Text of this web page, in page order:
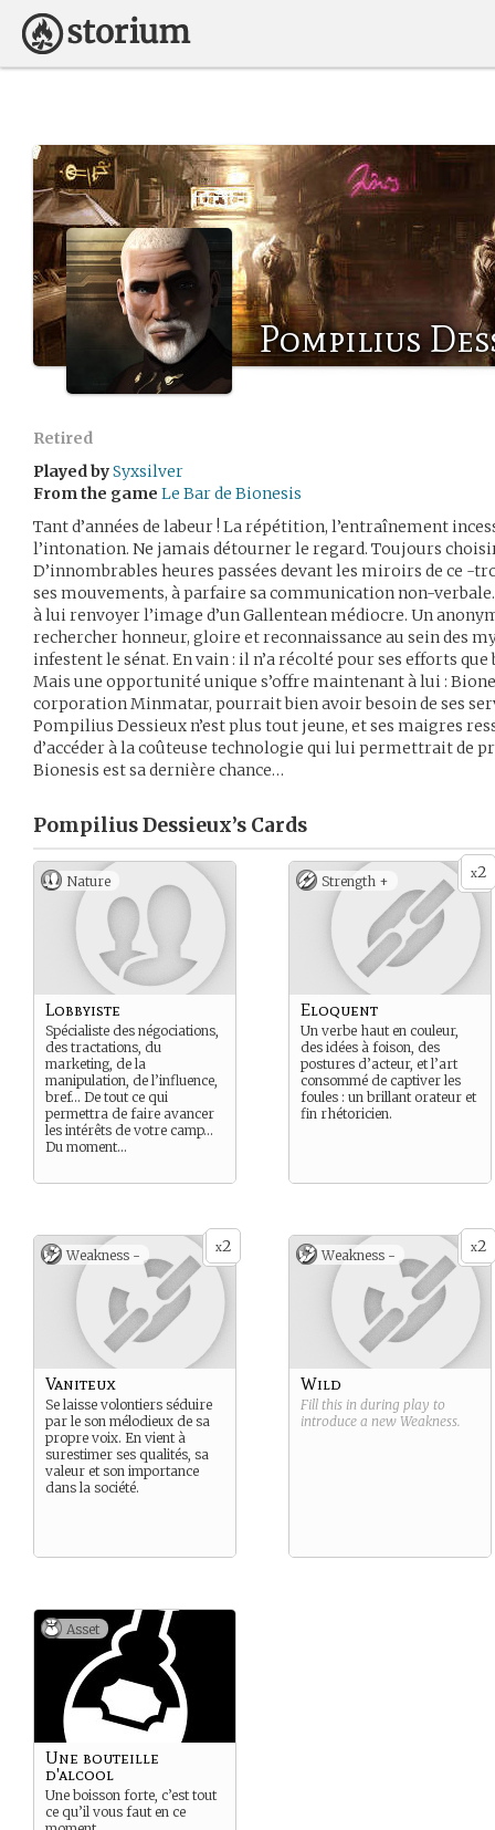
Pompilius
Retired
Played bySyxsilver
From the game Le Bar de Bionesis
Tant d’années de labeur ! La répétition, l’entraînement
l’intonation. Ne jamais détourner le regard. Toujours
D’innombrables heures passées devant les miroirs de ce -
ses mouvements, à parfaire sa communication non-
à lui renvoyer l’image d’un Gallentean médiocre. Un
rechercher honneur, gloire et reconnaissance au sein des
infestent le sénat. En vain : il n’a récolté pour ses efforts
Mais une opportunité unique s’offre maintenant à lui :
corporation Minmatar, pourrait bien avoir besoin de ses
Pompilius Dessieux n’est plus tout jeune, et ses maigres
d’accéder à la coûteuse technologie qui lui permettrait de
Bionesis est sa dernière chance…
Pompilius Dessieux’s Cards
Nature
Lobbyiste
Spécialiste des négociations,
des tractations, du
marketing, de la
manipulation, de l’influence,
bref… De tout ce qui
permettra de faire avancer
les intérêts de votre camp…
Du moment…
x2
Strength +
Eloquent
Un verbe haut en couleur,
des idées à foison, des
postures d’acteur, et l’art
consommé de captiver les
foules : un brillant orateur et
fin rhétoricien.
x2
Weakness -
Vaniteux
Se laisse volontiers séduire
par le son mélodieux de sa
propre voix. En vient à
surestimer ses qualités, sa
valeur et son importance
dans la société.
x2
Weakness -
Wild
Fill this in during play to
introduce a new Weakness.
Asset
Une bouteille
d'alcool
Une boisson forte, c’est tout
ce qu’il vous faut en ce